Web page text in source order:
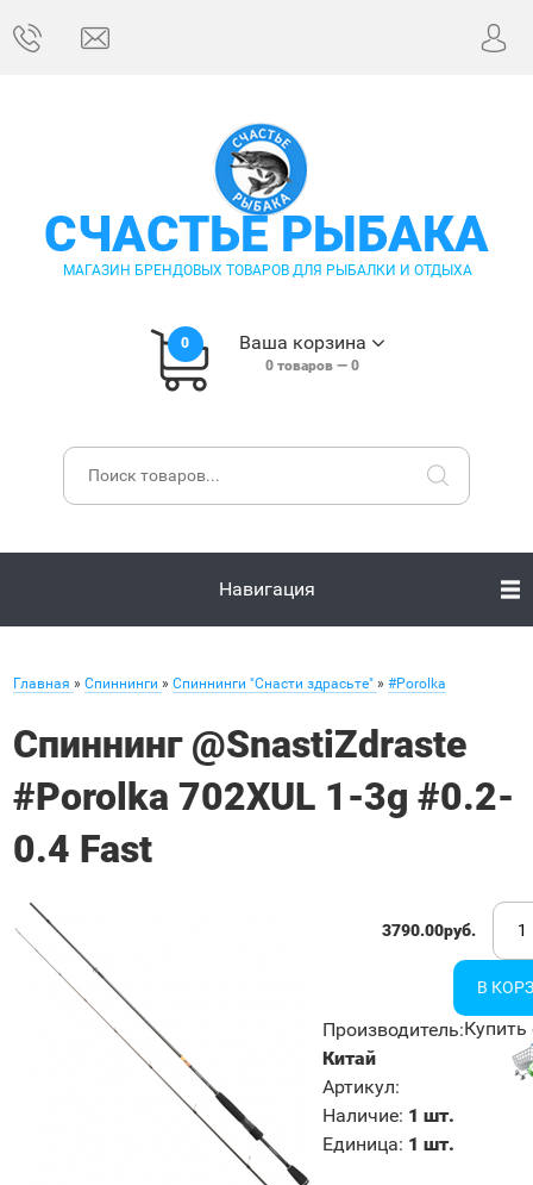
СЧАСТЬЕ РЫБАКА
МАГАЗИН БРЕНДОВЫХ ТОВАРОВ ДЛЯ РЫБАЛКИ И ОТДЫХА
0 Ваша корзина
0товаров — 0
Навигация
Главная » Спиннинги » Спиннинги "Снасти здрасьте" » #Porolka
Спиннинг @SnastiZdraste
#Porolka 702XUL 1-3g #0.2-
0.4 Fast
3790.00руб.
Производитель:
Китай
Артикул:
Наличие: 1 шт.
Единица: 1 шт.
Купить